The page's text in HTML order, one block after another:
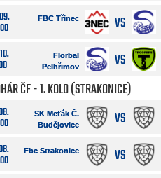
FBC Třinec VS
Florbal
Pelhřimov
VS
ČF - 1. KOLO (STRAKONICE)
SK Meťák Č.
Budějovice
VS
Fbc Strakonice VS